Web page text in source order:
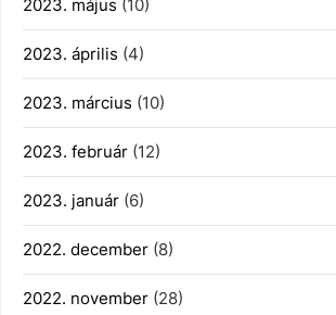
2023. május (10)
2023. április (4)
2023. március (10)
2023. február (12)
2023. január (6)
2022. december (8)
2022. november (28)